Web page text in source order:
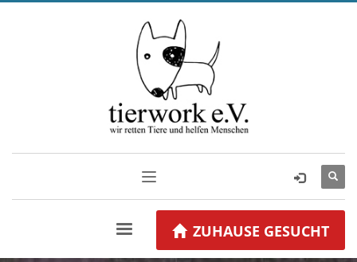
ZUHAUSE GESUCHT